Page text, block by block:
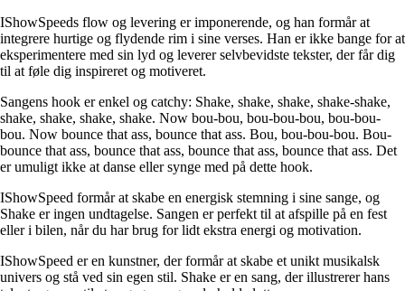
IShowSpeeds flow og levering er imponerende, og han formår at
integrere hurtige og flydende rim i sine verses. Han er ikke bange for at
eksperimentere med sin lyd og leverer selvbevidste tekster, der får dig
til at føle dig inspireret og motiveret.
Sangens hook er enkel og catchy: Shake, shake, shake, shake-shake,
shake, shake, shake, shake. Now bou-bou, bou-bou-bou, bou-bou-
bou. Now bounce that ass, bounce that ass. Bou, bou-bou-bou. Bou-
bounce that ass, bounce that ass, bounce that ass, bounce that ass. Det
er umuligt ikke at danse eller synge med på dette hook.
IShowSpeed formår at skabe en energisk stemning i sine sange, og
Shake er ingen undtagelse. Sangen er perfekt til at afspille på en fest
eller i bilen, når du har brug for lidt ekstra energi og motivation.
IShowSpeed er en kunstner, der formår at skabe et unikt musikalsk
univers og stå ved sin egen stil. Shake er en sang, der illustrerer hans